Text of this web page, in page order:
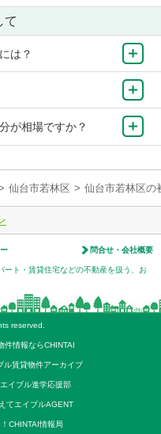
て
は？
が相場ですか？
仙台市若林区 > 仙台市若林区の
問合せ・会社概要
ート・賃貸住宅などの不動産を扱う、お
reserved.
件情報ならCHINTAI
ル賃貸物件アーカイブ
イブル進学応援部
てエイブルAGENT
CHINTAI情報局